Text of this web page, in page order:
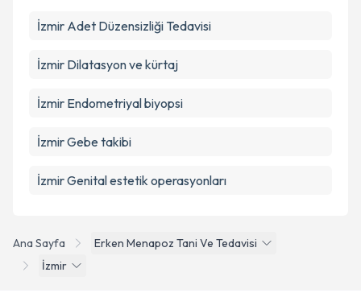
Ana Sayfa
Erken Menapoz Tani Ve Tedavisi
İzmir
İzmir Adet Düzensizliği Tedavisi
İzmir Dilatasyon ve kürtaj
İzmir Endometriyal biyopsi
İzmir Gebe takibi
İzmir Genital estetik operasyonları